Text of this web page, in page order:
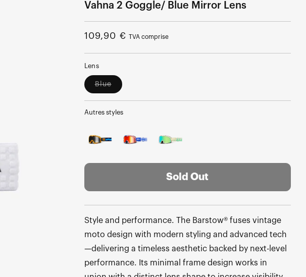
Vahna 2 Goggle/ Blue Mirror Lens
Prix
109,90 € TVA comprise
Lens
Blue
Variant
or
Autres styles
Sold Out
Style and performance. The Barstow® fuses vintage
moto design with modern styling and advanced tech
—delivering a timeless aesthetic backed by next-level
performance. Its minimal frame design works in